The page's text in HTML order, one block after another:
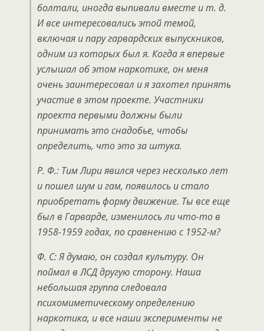
болтали, иногда выпивали вместе и т. д.
И все интересовались этой темой,
включая и пару гарвардских выпускников,
одним из которых был я. Когда я впервые
услышал об этом наркотике, он меня
очень заинтересовал и я захотел принять
участие в этом проекте. Участники
проекта первыми должны были
принимать это снадобье, чтобы
определить, что это за штука.
Р. Ф.: Тим Лири явился через несколько лет
и пошел шум и гам, появилось и стало
приобретать форму движение. Ты все еще
был в Гарварде, изменилось ли что-то в
1958-1959 годах, по сравнению с 1952-м?
Ф. С: Я думаю, он создал культуру. Он
поймал в ЛСД другую сторону. Наша
небольшая группа следовала
психомиметическому определению
наркотика, и все наши эксперименты не